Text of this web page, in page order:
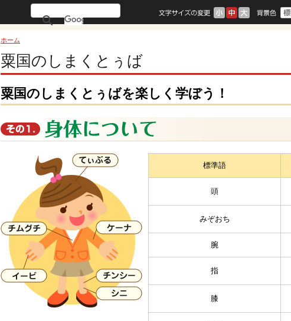
ホーム
粟国のしまくとぅば
粟国のしまくとぅばを楽しく学ぼう！
標準語
頭
みぞおち
腕
指
膝